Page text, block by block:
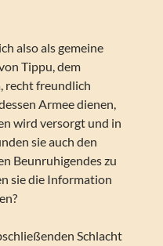
also als gemeine
Tippu, dem
recht freundlich
Armee dienen,
wird versorgt und in
sie auch den
Beunruhigendes zu
sie die Information
Schlacht